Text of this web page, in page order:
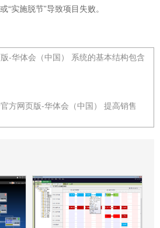
“实施脱节”导致项目失败。
-华体会（中国） 系统的基本结构包含
方网页版-华体会（中国） 提高销售